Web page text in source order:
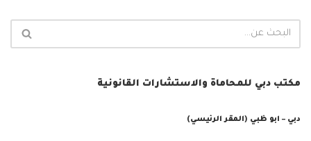
مكتب دبي للمحاماة والاستشارات القانونية
دبي – ابو ظبي (المقر الرئيسي)